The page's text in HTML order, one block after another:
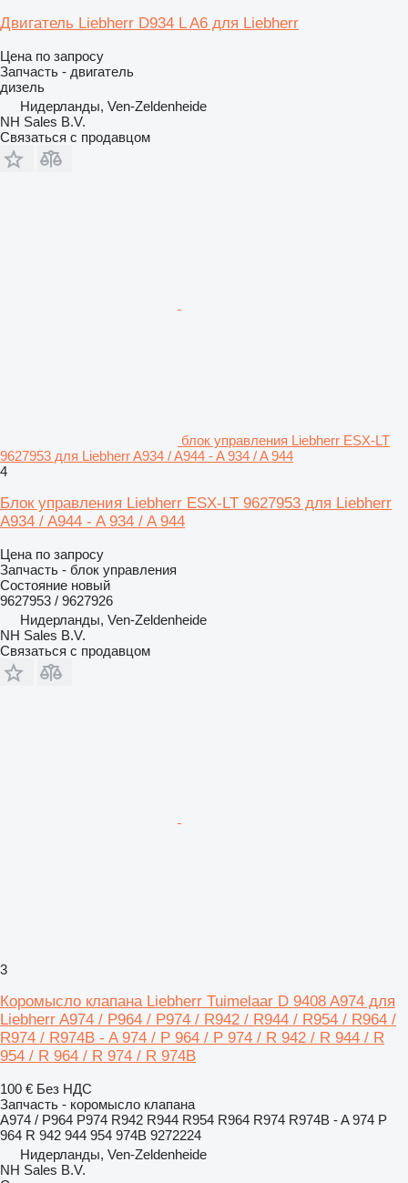
Двигатель Liebherr D934 L A6 для Liebherr
Цена по запросу
Запчасть - двигатель
дизель
Нидерланды, Ven-Zeldenheide
NH Sales B.V.
Связаться с продавцом
блок управления Liebherr ESX-LT
9627953 для Liebherr A934 / A944 - A 934 / A 944
4
Блок управления Liebherr ESX-LT 9627953 для Liebherr
A934 / A944 - A 934 / A 944
Цена по запросу
Запчасть - блок управления
Состояние новый
9627953 / 9627926
Нидерланды, Ven-Zeldenheide
NH Sales B.V.
Связаться с продавцом
3
Коромысло клапана Liebherr Tuimelaar D 9408 A974 для
Liebherr A974 / P964 / P974 / R942 / R944 / R954 / R964 /
R974 / R974B - A 974 / P 964 / P 974 / R 942 / R 944 / R
954 / R 964 / R 974 / R 974B
100 € Без НДС
Запчасть - коромысло клапана
A974 / P964 P974 R942 R944 R954 R964 R974 R974B - A 974 P
964 R 942 944 954 974B 9272224
Нидерланды, Ven-Zeldenheide
NH Sales B.V.